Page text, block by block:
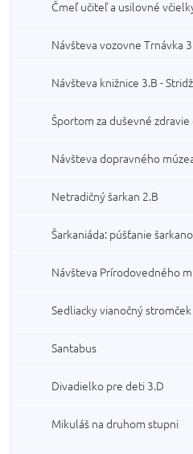
Čmeľ učiteľ a usilovné
Návšteva vozovne Trnávka
Návšteva knižnice 3.B -
Športom za duševné
Návšteva dopravného
Netradičný šarkan 2.B
Šarkaniáda: púšťanie
Návšteva Prírodovedného
Sedliacky vianočný stromček
Santabus
Divadielko pre deti 3.D
Mikuláš na druhom stupni